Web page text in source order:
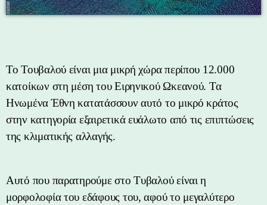
Το Τουβαλού είναι μια μικρή χώρα περίπου 12.000
κατοίκων στη μέση του Ειρηνικού Ωκεανού. Τα
Ηνωμένα Έθνη κατατάσσουν αυτό το μικρό κράτος
στην κατηγορία εξαιρετικά ευάλωτο από τις επιπτώσεις
της κλιματικής αλλαγής.
Αυτό που παρατηρούμε στο Τυβαλού είναι η
μορφολοφία του εδάφους του, αφού το μεγαλύτερο